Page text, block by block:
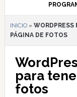
INICIO» WORDPRESS
PÁGINA DE FOTOS
para
fotos